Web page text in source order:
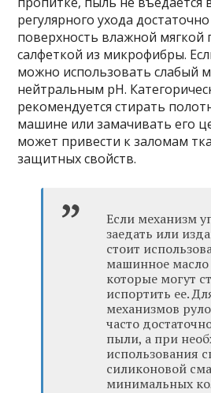
регулярного ухода
поверхность влажной мягкой
салфеткой из микрофибры.
можно использовать слабый
нейтральным pH.
рекомендуется стирать
машине или замачивать его
может привести к заломам
защитных свойств.
Если механизм
заедать или
стоит
машинное масло
которые могут
испортить ее.
механизмов
часто
пыли, а при
использования
силиконовой
минимальных